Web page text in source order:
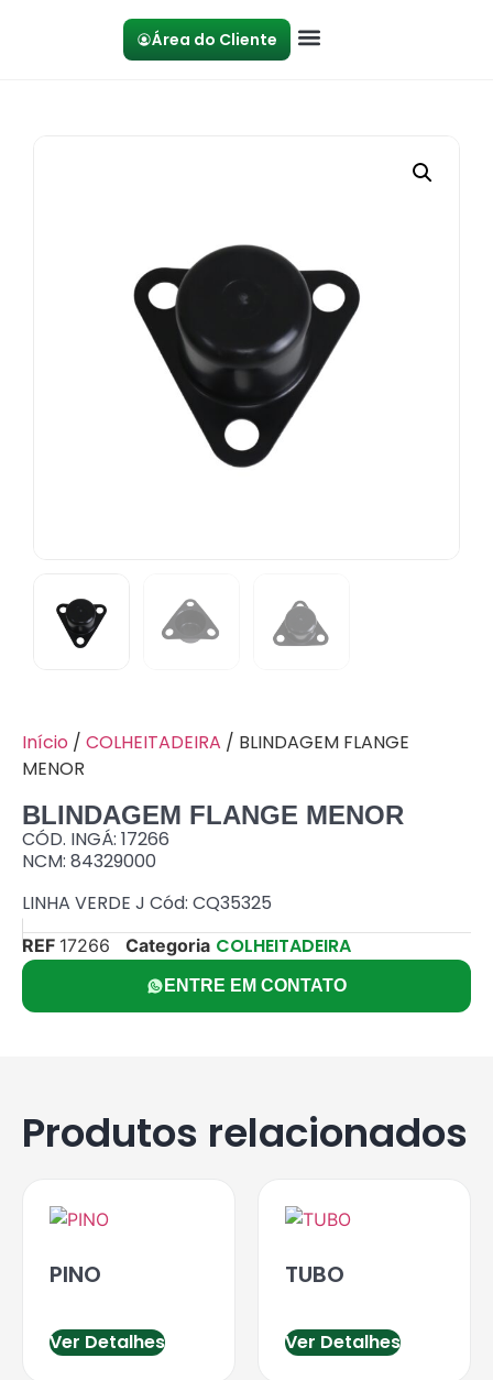
Área do Cliente
Início / COLHEITADEIRA / BLINDAGEM FLANGE
MENOR
BLINDAGEM FLANGE MENOR
CÓD. INGÁ: 17266
NCM: 84329000
LINHA VERDE J Cód: CQ35325
REF 17266 Categoria COLHEITADEIRA
ENTRE EM CONTATO
Produtos relacionados
PINO
Ver Detalhes
TUBO
Ver Detalhes